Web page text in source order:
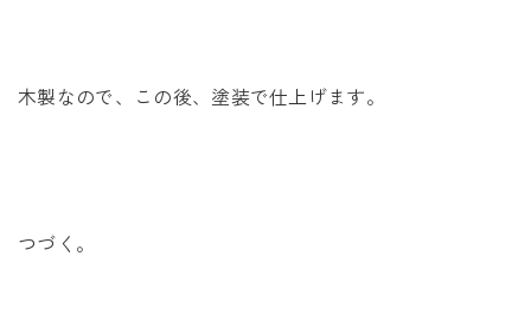
木製なので、この後、塗装で仕上げます。
つづく。